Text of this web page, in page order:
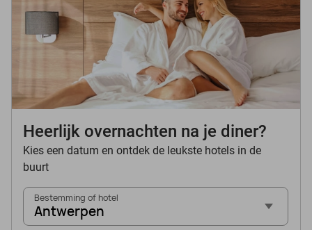
Heerlijk overnachten na je diner?
Kies een datum en ontdek de leukste hotels in de
buurt
Bestemming of hotel
Antwerpen